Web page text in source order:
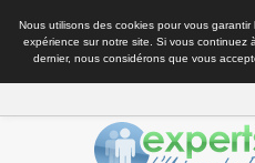
Nous utilisons des cookies pour vous garantir
expérience sur notre site. Si vous continuez
dernier, nous considérons que vous